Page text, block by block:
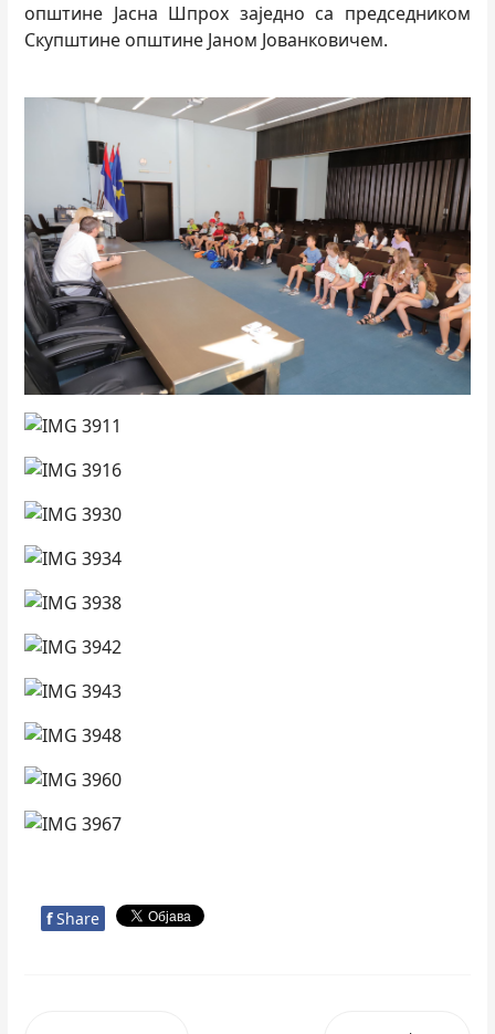
општине Јасна Шпрох заједно са председником
Скупштине општине Јаном Јованковичем.
f Share